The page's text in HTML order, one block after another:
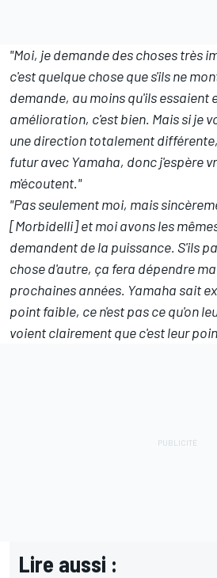
"Moi, je demande des choses très
c'est quelque chose que s'ils ne
demande, au moins qu'ils essaient
amélioration, c'est bien. Mais si je
une direction totalement
futur avec Yamaha, donc j'espère
m'écoutent."
"Pas seulement moi, mais
[Morbidelli] et moi avons les
demandent de la puissance. S'ils
chose d'autre, ça fera dépendre
prochaines années. Yamaha sait
point faible, ce n'est pas ce qu'on
voient clairement que c'est leur
Lire aussi :